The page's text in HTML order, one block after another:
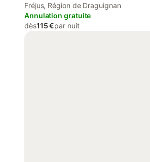
Fréjus, Région de Draguignan
Annulation gratuite
dès115 €par nuit